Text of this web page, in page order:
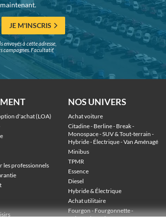
JE M'INSCRIS
à cette adresse,
campagnes. Facultatif,
d'achat (LOA)
les professionnels
NOS UNIVERS
Achat voiture
Citadine - Berline - Break -
Monospace - SUV & Tout-terrain -
Hybride - Électrique - Van Aménagé
Minibus
TPMR
Essence
Diesel
Hybride & Électrique
Achat utilitaire
Fourgon - Fourgonnette -
Voiture de société -